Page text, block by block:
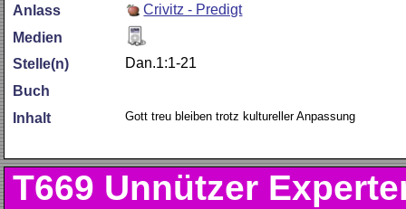
Anlass
Crivitz - Predigt
Medien
Stelle(n)
Dan.1:1-21
Buch
Inhalt
Gott treu bleiben trotz kultureller Anpassung
T669 Unnützer